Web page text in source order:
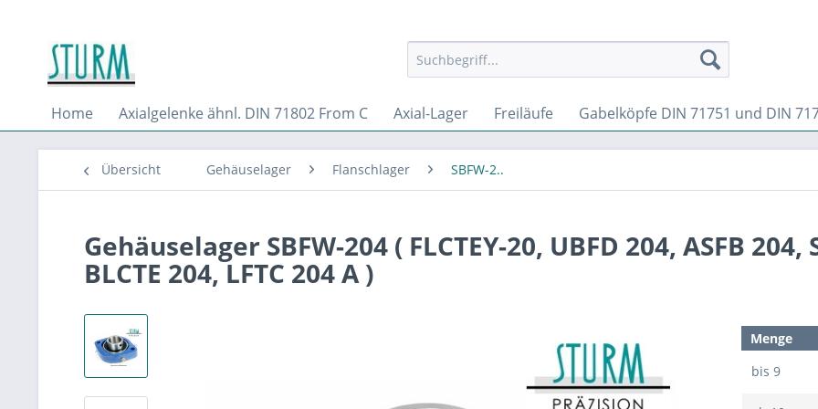
Home Axialgelenke ähnl. DIN 71802 From C Axial-Lager Freiläufe Gabelköpfe DIN 71751 und DIN
Übersicht Gehäuselager Flanschlager SBFW-2..
Gehäuselager SBFW-204 ( FLCTEY-20, UBFD 204, ASFB 204,
BLCTE 204, LFTC 204 A )
Menge
bis9